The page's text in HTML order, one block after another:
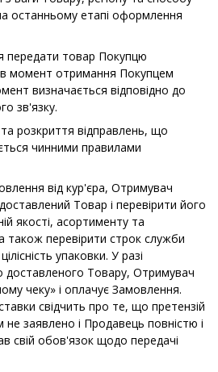
останньому етапі оформлення
передати товар Покупцю
момент отримання Покупцем
визначається відповідно до
зв'язку.
розкриття відправлень, що
чинними правилами
від кур'єра, Отримувач
Товар і перевірити його
якості, асортименту та
також перевірити строк служби
упаковки. У разі
доставленого Товару, Отримувач
чеку» і оплачує Замовлення.
свідчить про те, що претензій
заявлено і Продавець повністю і
свій обов'язок щодо передачі